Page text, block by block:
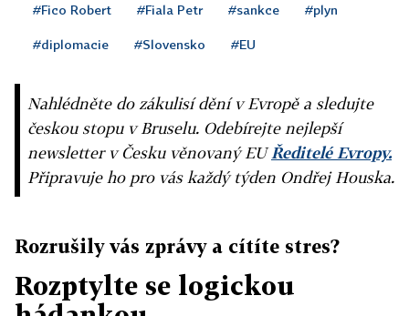
#Fico Robert #Fiala Petr #sankce #plyn
#diplomacie #Slovensko #EU
Nahlédněte do zákulisí dění v Evropě a sledujte
českou stopu v Bruselu. Odebírejte nejlepší
newsletter v Česku věnovaný EUŘeditelé Evropy.
Připravuje ho pro vás každý týden Ondřej Houska.
Rozrušily vás zprávy a cítíte stres?
Rozptylte se logickou